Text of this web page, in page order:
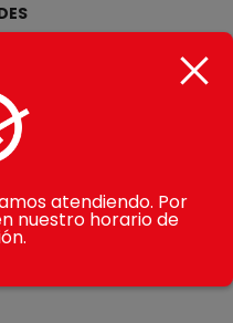
atendiendo. Por
nuestro horario de